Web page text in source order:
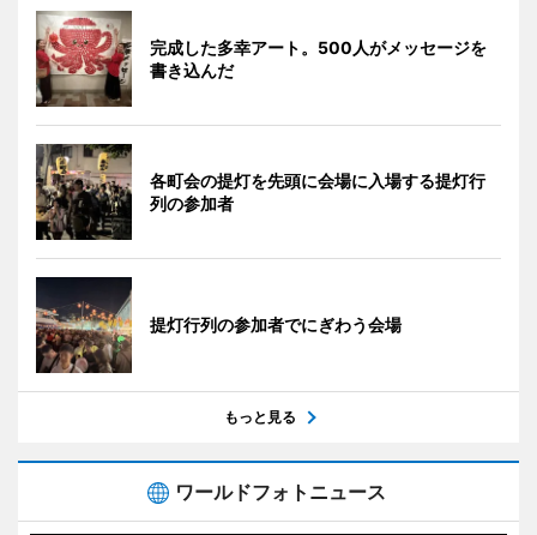
完成した多幸アート。500人がメッセージを
書き込んだ
各町会の提灯を先頭に会場に入場する提灯行
列の参加者
提灯行列の参加者でにぎわう会場
もっと見る
ワールドフォトニュース